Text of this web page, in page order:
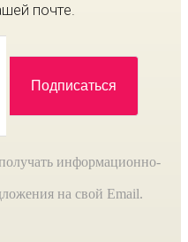
почте.
информационно-
на свой Email.